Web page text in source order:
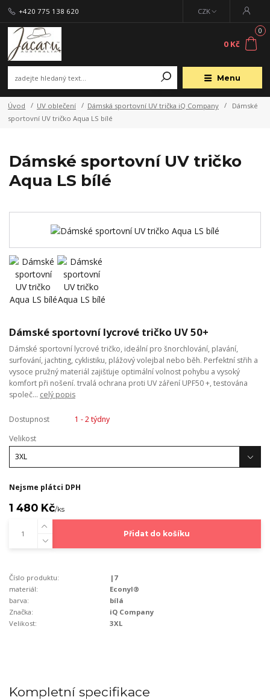
Menu
CZK
+420 775 138 620
0
0 Kč
Úvod UV oblečení Dámská sportovní UV trička iQ Company
Dámské
sportovní UV tričko Aqua LS bílé
Dámské sportovní UV tričko
Aqua LS bílé
Dámské sportovní lycrové tričko UV 50+
Dámské sportovní lycrové tričko, ideální pro šnorchlování, plavání,
surfování, jachting, cyklistiku, plážový volejbal nebo běh. Perfektní střih a
vysoce pružný materiál zajišťuje optimální volnost pohybu a vysoký
komfort při nošení. trvalá ochrana proti UV záření UPF50 +, testována
společ... celý popis
Dostupnost
1 - 2 týdny
Velikost
Nejsme plátci DPH
1 480 Kč/ks
Přidat do košíku
Číslo produktu:
|7
materiál:
Econyl®
barva:
bílá
Značka:
iQ Company
Velikost:
3XL
Kompletní specifikace